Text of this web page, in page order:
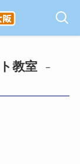
教室
–